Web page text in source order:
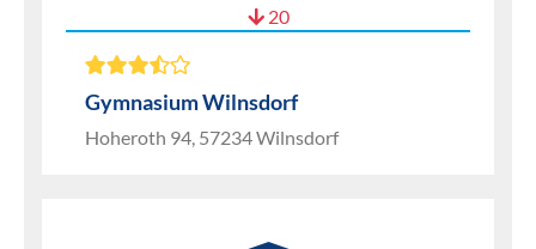
20
Gymnasium Wilnsdorf
Hoheroth 94, 57234 Wilnsdorf